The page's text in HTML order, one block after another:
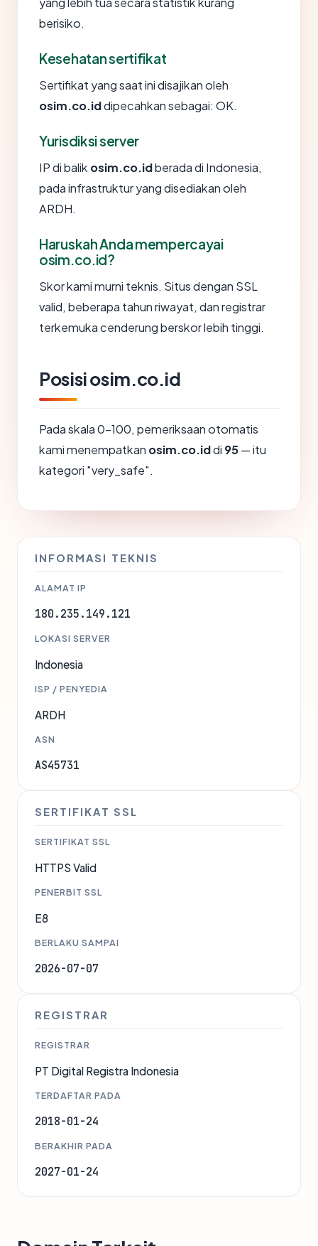
berisiko.
Kesehatan sertifikat
Sertifikat yang saat ini disajikan oleh
osim.co.iddipecahkan sebagai: OK.
Yurisdiksi server
IP di balik osim.co.idberada di Indonesia,
pada infrastruktur yang disediakan oleh
ARDH.
Haruskah Anda mempercayai
osim.co.id?
Skor kami murni teknis. Situs dengan SSL
valid, beberapa tahun riwayat, dan registrar
terkemuka cenderung berskor lebih tinggi.
Posisi osim.co.id
Pada skala 0-100, pemeriksaan otomatis
kami menempatkan osim.co.iddi 95— itu
kategori "very_safe".
INFORMASI TEKNIS
ALAMAT IP
180.235.149.121
LOKASI SERVER
Indonesia
ISP / PENYEDIA
ARDH
ASN
AS45731
SERTIFIKAT SSL
SERTIFIKAT SSL
HTTPS Valid
PENERBIT SSL
E8
BERLAKU SAMPAI
2026-07-07
REGISTRAR
REGISTRAR
PT Digital Registra Indonesia
TERDAFTAR PADA
2018-01-24
BERAKHIR PADA
2027-01-24